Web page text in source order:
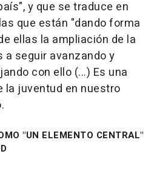
y que se traduce en
que están "dando forma
ellas la ampliación de la
a seguir avanzando y
con ello (...) Es una
la juventud en nuestro
"UN ELEMENTO CENTRAL"